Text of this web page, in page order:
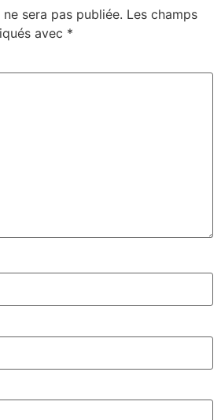
sera pas publiée. Les champs
avec *